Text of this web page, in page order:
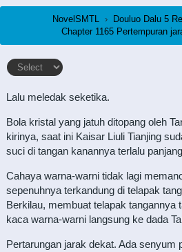
NovelSMTL › Douluo Dalu 5
Chapter 1165 Pertempuran
Lalu meledak seketika.
Bola kristal yang jatuh ditopang oleh
kirinya, saat ini Kaisar Liuli Tianjing
suci di tangan kanannya terlalu
Cahaya warna-warni tidak lagi
sepenuhnya terkandung di telapak
Berkilau, membuat telapak tangannya
kaca warna-warni langsung ke dada
Pertarungan jarak dekat. Ada senyum